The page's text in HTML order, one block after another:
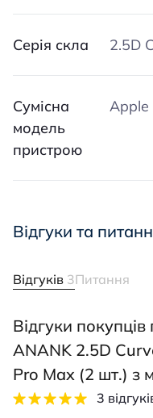
Серія скла 2.5D
Сумісна
модель
пристрою
Apple
Відгуки та
Відгуків 3Питання
Відгуки
ANANK 2.5D
Pro Max (2 шт.) з
3